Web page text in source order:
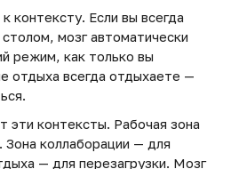
контексту. Если вы всегда
мозг автоматически
режим, как только вы
отдыха всегда отдыхаете —
эти контексты. Рабочая зона
Зона коллаборации — для
— для перезагрузки. Мозг